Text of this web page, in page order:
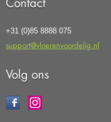
+31 (0)85 8888 075
support@vloerenvoordelig.nl
Volg ons